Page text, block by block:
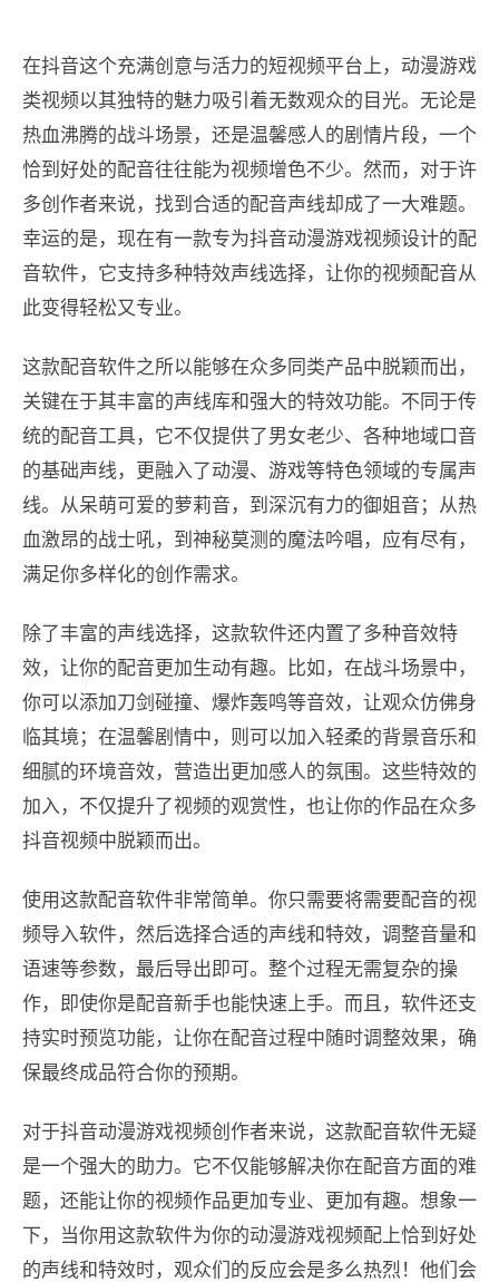
在抖音这个充满创意与活力的短视频平台上，动漫游戏
类视频以其独特的魅力吸引着无数观众的目光。无论是
热血沸腾的战斗场景，还是温馨感人的剧情片段，一个
恰到好处的配音往往能为视频增色不少。然而，对于许
多创作者来说，找到合适的配音声线却成了一大难题。
幸运的是，现在有一款专为抖音动漫游戏视频设计的配
音软件，它支持多种特效声线选择，让你的视频配音从
此变得轻松又专业。
这款配音软件之所以能够在众多同类产品中脱颖而出，
关键在于其丰富的声线库和强大的特效功能。不同于传
统的配音工具，它不仅提供了男女老少、各种地域口音
的基础声线，更融入了动漫、游戏等特色领域的专属声
线。从呆萌可爱的萝莉音，到深沉有力的御姐音；从热
血激昂的战士吼，到神秘莫测的魔法吟唱，应有尽有，
满足你多样化的创作需求。
除了丰富的声线选择，这款软件还内置了多种音效特
效，让你的配音更加生动有趣。比如，在战斗场景中，
你可以添加刀剑碰撞、爆炸轰鸣等音效，让观众仿佛身
临其境；在温馨剧情中，则可以加入轻柔的背景音乐和
细腻的环境音效，营造出更加感人的氛围。这些特效的
加入，不仅提升了视频的观赏性，也让你的作品在众多
抖音视频中脱颖而出。
使用这款配音软件非常简单。你只需要将需要配音的视
频导入软件，然后选择合适的声线和特效，调整音量和
语速等参数，最后导出即可。整个过程无需复杂的操
作，即使你是配音新手也能快速上手。而且，软件还支
持实时预览功能，让你在配音过程中随时调整效果，确
保最终成品符合你的预期。
对于抖音动漫游戏视频创作者来说，这款配音软件无疑
是一个强大的助力。它不仅能够解决你在配音方面的难
题，还能让你的视频作品更加专业、更加有趣。想象一
下，当你用这款软件为你的动漫游戏视频配上恰到好处
的声线和特效时，观众们的反应会是多么热烈！他们会